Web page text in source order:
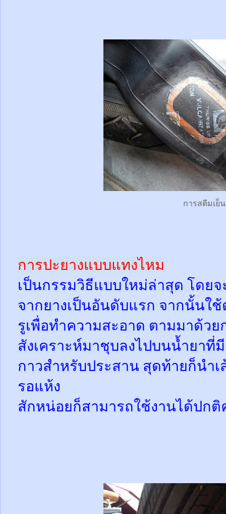
การสตีมเย็น
การปะยางแบบแทงไหม
เป็นกรรมวิธีแบบใหม่ล่าสุด โดย
จากยางเป็นอันดับแรก จากนั้นใ
รูเพื่อทำความสะอาด ตามมาด้วย
สังเคราะห์มาชุบลงไปบนน้ำยาที่
กาวสำหรับประสาน สุดท้ายก็นำเ
รอแห้ง
สักหน่อยก็สามารถใช้งานได้ปกติ